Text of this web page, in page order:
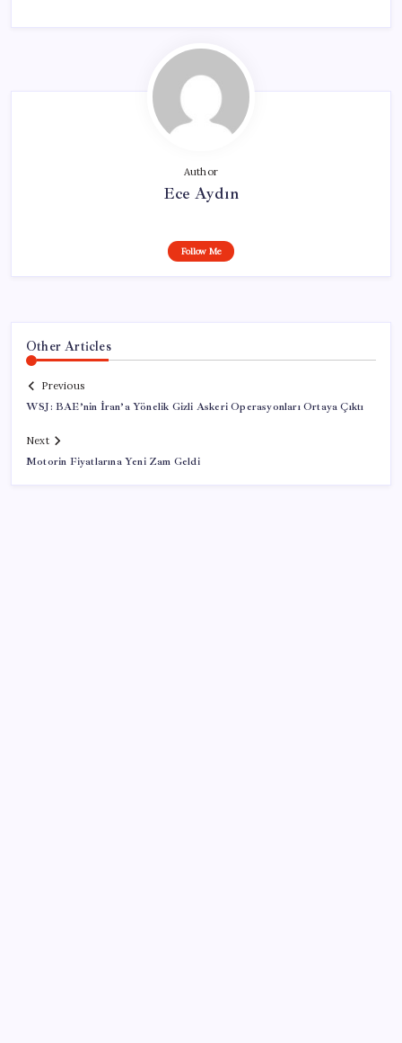
Author
Ece Aydın
Follow Me
Other Articles
Previous
WSJ: BAE’nin İran’a Yönelik Gizli Askeri Operasyonları Ortaya Çıktı
Next
Motorin Fiyatlarına Yeni Zam Geldi